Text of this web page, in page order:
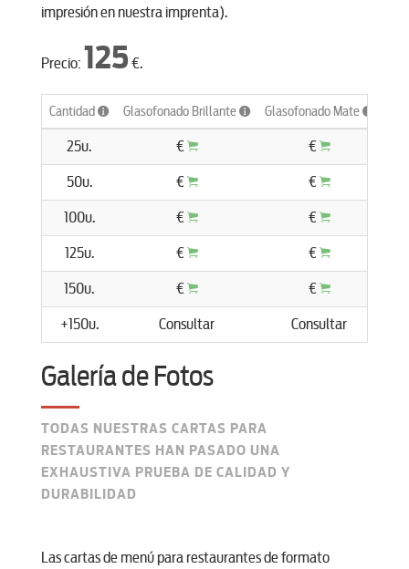
impresión en nuestra imprenta).
Precio: 125 €.
Cantidad Glasofonado Brillante Glasofonado Mate
25u. € €
50u. € €
100u. € €
125u. € €
150u. € €
+150u. Consultar Consultar
Galería de Fotos
TODAS NUESTRAS CARTAS PARA
RESTAURANTES HAN PASADO UNA
EXHAUSTIVA PRUEBA DE CALIDAD Y
DURABILIDAD
Las cartas de menú para restaurantes de formato